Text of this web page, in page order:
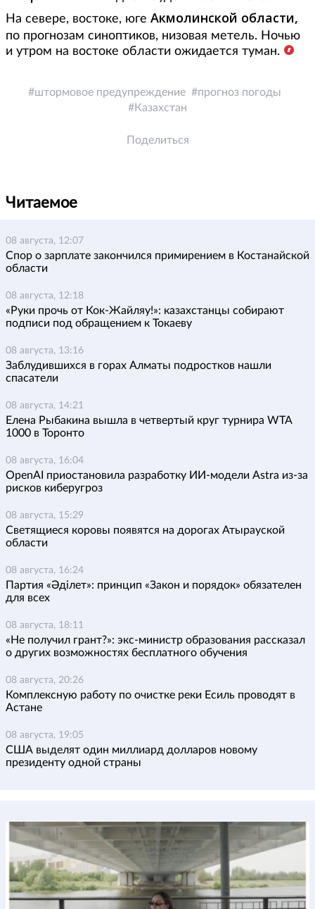
На севере, востоке, юге Акмолинской области,
по прогнозам синоптиков, низовая метель. Ночью
и утром на востоке области ожидается туман.
штормовое предупреждение
прогноз погоды
Казахстан
Поделиться
Читаемое
08 августа, 12:07
Спор о зарплате закончился примирением в Костанайской
области
08 августа, 12:18
«Руки прочь от Кок-Жайляу!»: казахстанцы собирают
подписи под обращением к Токаеву
08 августа, 13:16
Заблудившихся в горах Алматы подростков нашли
спасатели
08 августа, 14:21
Елена Рыбакина вышла в четвертый круг турнира WTA
1000 в Торонто
08 августа, 16:04
OpenAI приостановила разработку ИИ-модели Astra из-за
рисков киберугроз
08 августа, 15:29
Светящиеся коровы появятся на дорогах Атырауской
области
08 августа, 16:24
Партия «Әділет»: принцип «Закон и порядок» обязателен
для всех
08 августа, 18:11
«Не получил грант?»: экс-министр образования рассказал
о других возможностях бесплатного обучения
08 августа, 20:26
Комплексную работу по очистке реки Есиль проводят в
Астане
08 августа, 19:05
США выделят один миллиард долларов новому
президенту одной страны